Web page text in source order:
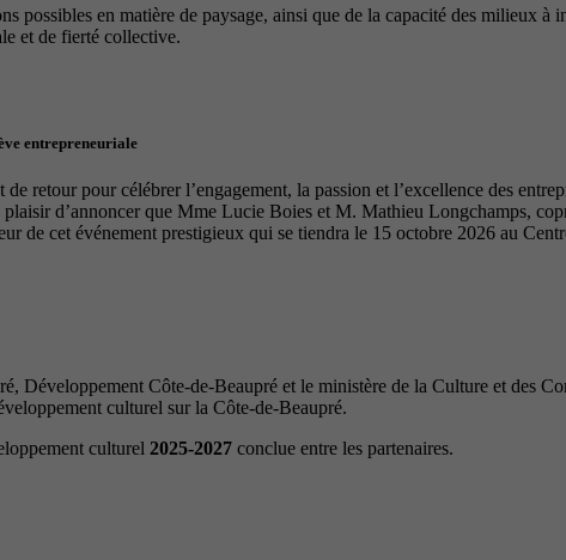
possibles en matière de paysage, ainsi que de la capacité des milieux
et de fierté collective.
entrepreneuriale
retour pour célébrer l’engagement, la passion et l’excellence des
d’annoncer que Mme Lucie Boies et M. Mathieu Longchamps,
de cet événement prestigieux qui se tiendra le 15 octobre 2026 au
Côte-de-Beaupré et le ministère de la Culture et des
culturel sur la Côte-de-Beaupré.
culturel 2025-2027 conclue entre les partenaires.